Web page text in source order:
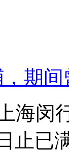
，期
海
止已